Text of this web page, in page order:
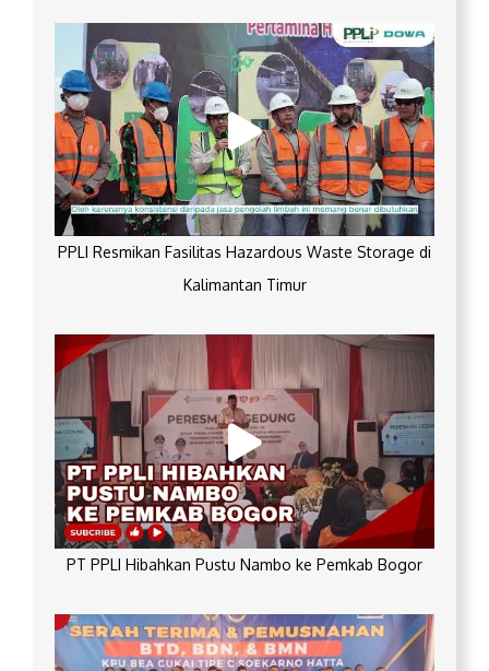
PPLI Resmikan Fasilitas Hazardous Waste Storage di
Kalimantan Timur
PT PPLI Hibahkan Pustu Nambo ke Pemkab Bogor